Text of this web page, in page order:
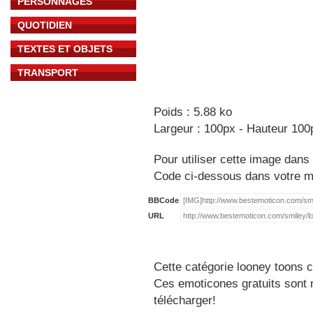
QUOTIDIEN
TEXTES ET OBJETS
TRANSPORT
Poids : 5.88 ko
Largeur : 100px - Hauteur
Pour utiliser cette image
Code ci-dessous dans votre
BBCode
URL
Cette catégorie looney toons
Ces emoticones gratuits
télécharger!